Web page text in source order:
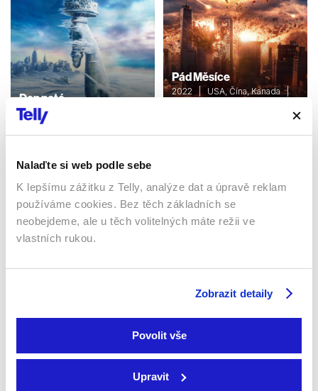
Nalaďte si web podle sebe
K lepšímu zážitku z Telly, analýze dat a úpravě reklam
používáme cookies. Bez těch základních se
neobejdeme, ale u těch volitelných máte režii ve
vlastních rukou.
Zobrazit detaily
Povolit vše
Upravit
Den poté
2004 | USA | 119 min
Filmy / Ostatní / Katastrofický
Pád Měsíce
2022 | USA, Čína, Kanada |
Sledujte kdekoliv až na 6 zařízeních
Sledovat internetovou televizi jde odkudkoliv
po celé EU, a to až na 6 zařízeních.